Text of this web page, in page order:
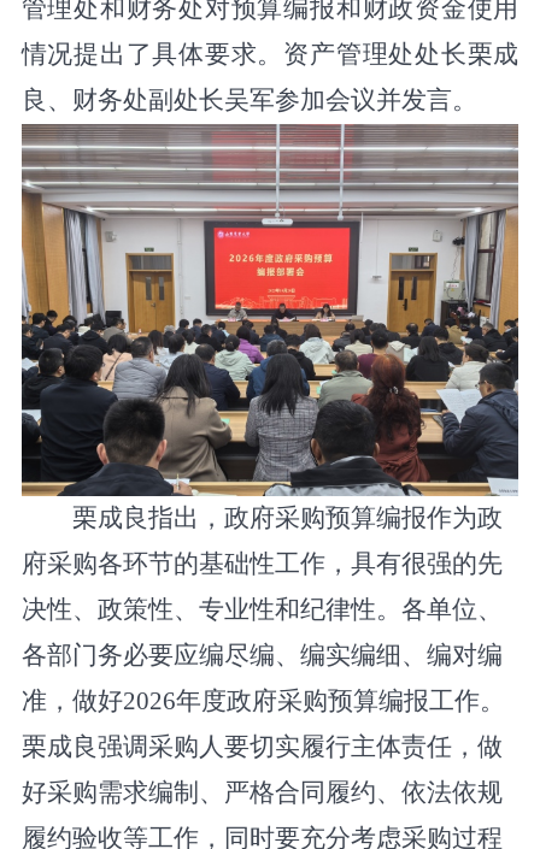
管理处和财务处对预算编报和财政资金使用
情况提出了具体要求。 资产管理处处长栗成
良、财务处副处长吴军参加会议并发言。
栗成良指出，政府采购预算编报作为政
府采购各环节的基础性工作，具有很强的先
决性、政策性、专业性和纪律性。各单位、
各部门务必要应编尽编、编实编细、编对编
准，做好2026年度政府采购预算编报工作。
栗成良强调采购人要切实履行主体责任，做
好采购需求编制、严格合同履约、依法依规
履约验收等工作，同时要充分考虑采购过程